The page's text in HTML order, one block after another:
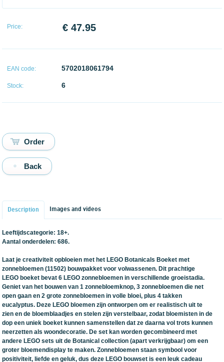
Price: € 47.95
EAN code: 5702018061794
Stock: 6
Back
Description Images and videos
Leeftijdscategorie: 18+.
Aantal onderdelen: 686.
Laat je creativiteit opbloeien met het LEGO Botanicals Boeket met
zonnebloemen (11502) bouwpakket voor volwassenen. Dit prachtige
LEGO boeket bevat 6 LEGO zonnebloemen in verschillende groeistadia.
Geniet van het bouwen van 1 zonnebloemknop, 3 zonnebloemen die net
open gaan en 2 grote zonnebloemen in volle bloei, plus 4 takken
eucalyptus. Deze LEGO bloemen zijn ontworpen om er realistisch uit te
zien en de bloemblaadjes en stelen zijn verstelbaar, zodat bloemisten in de
dop een uniek boeket kunnen samenstellen dat ze daarna vol trots kunnen
neerzetten als woondecoratie. De set kan worden gecombineerd met
andere LEGO sets uit de Botanical collection (apart verkrijgbaar) om een
groter bloemendisplay te maken. Zonnebloemen staan symbool voor
positiviteit, liefde en geluk, dus deze LEGO bouwset is een leuk cadeau